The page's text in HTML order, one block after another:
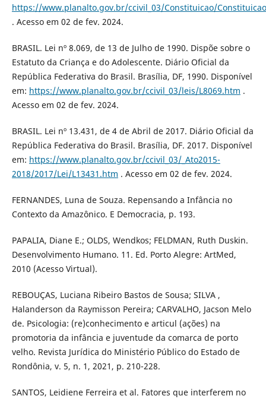
https://www.planalto.gov.br/ccivil_03/Constituicao/
. Acesso em 02 de fev. 2024.
BRASIL. Lei nº 8.069, de 13 de Julho de 1990. Dispõe sobre o
Estatuto da Criança e do Adolescente. Diário Oficial da
República Federativa do Brasil. Brasília, DF, 1990. Disponível
em: https://www.planalto.gov.br/ccivil_03/leis/L8069.htm .
Acesso em 02 de fev. 2024.
BRASIL. Lei nº 13.431, de 4 de Abril de 2017. Diário Oficial da
República Federativa do Brasil. Brasília, DF. 2017. Disponível
em: https://www.planalto.gov.br/ccivil_03/_Ato2015-
2018/2017/Lei/L13431.htm . Acesso em 02 de fev. 2024.
FERNANDES, Luna de Souza. Repensando a Infância no
Contexto da Amazônico. E Democracia, p. 193.
PAPALIA, Diane E.; OLDS, Wendkos; FELDMAN, Ruth Duskin.
Desenvolvimento Humano. 11. Ed. Porto Alegre: ArtMed,
2010 (Acesso Virtual).
REBOUÇAS, Luciana Ribeiro Bastos de Sousa; SILVA ,
Halanderson da Raymisson Pereira; CARVALHO, Jacson Melo
de. Psicologia: (re)conhecimento e articul (ações) na
promotoria da infância e juventude da comarca de porto
velho. Revista Jurídica do Ministério Público do Estado de
Rondônia, v. 5, n. 1, 2021, p. 210-228.
SANTOS, Leidiene Ferreira et al. Fatores que interferem no